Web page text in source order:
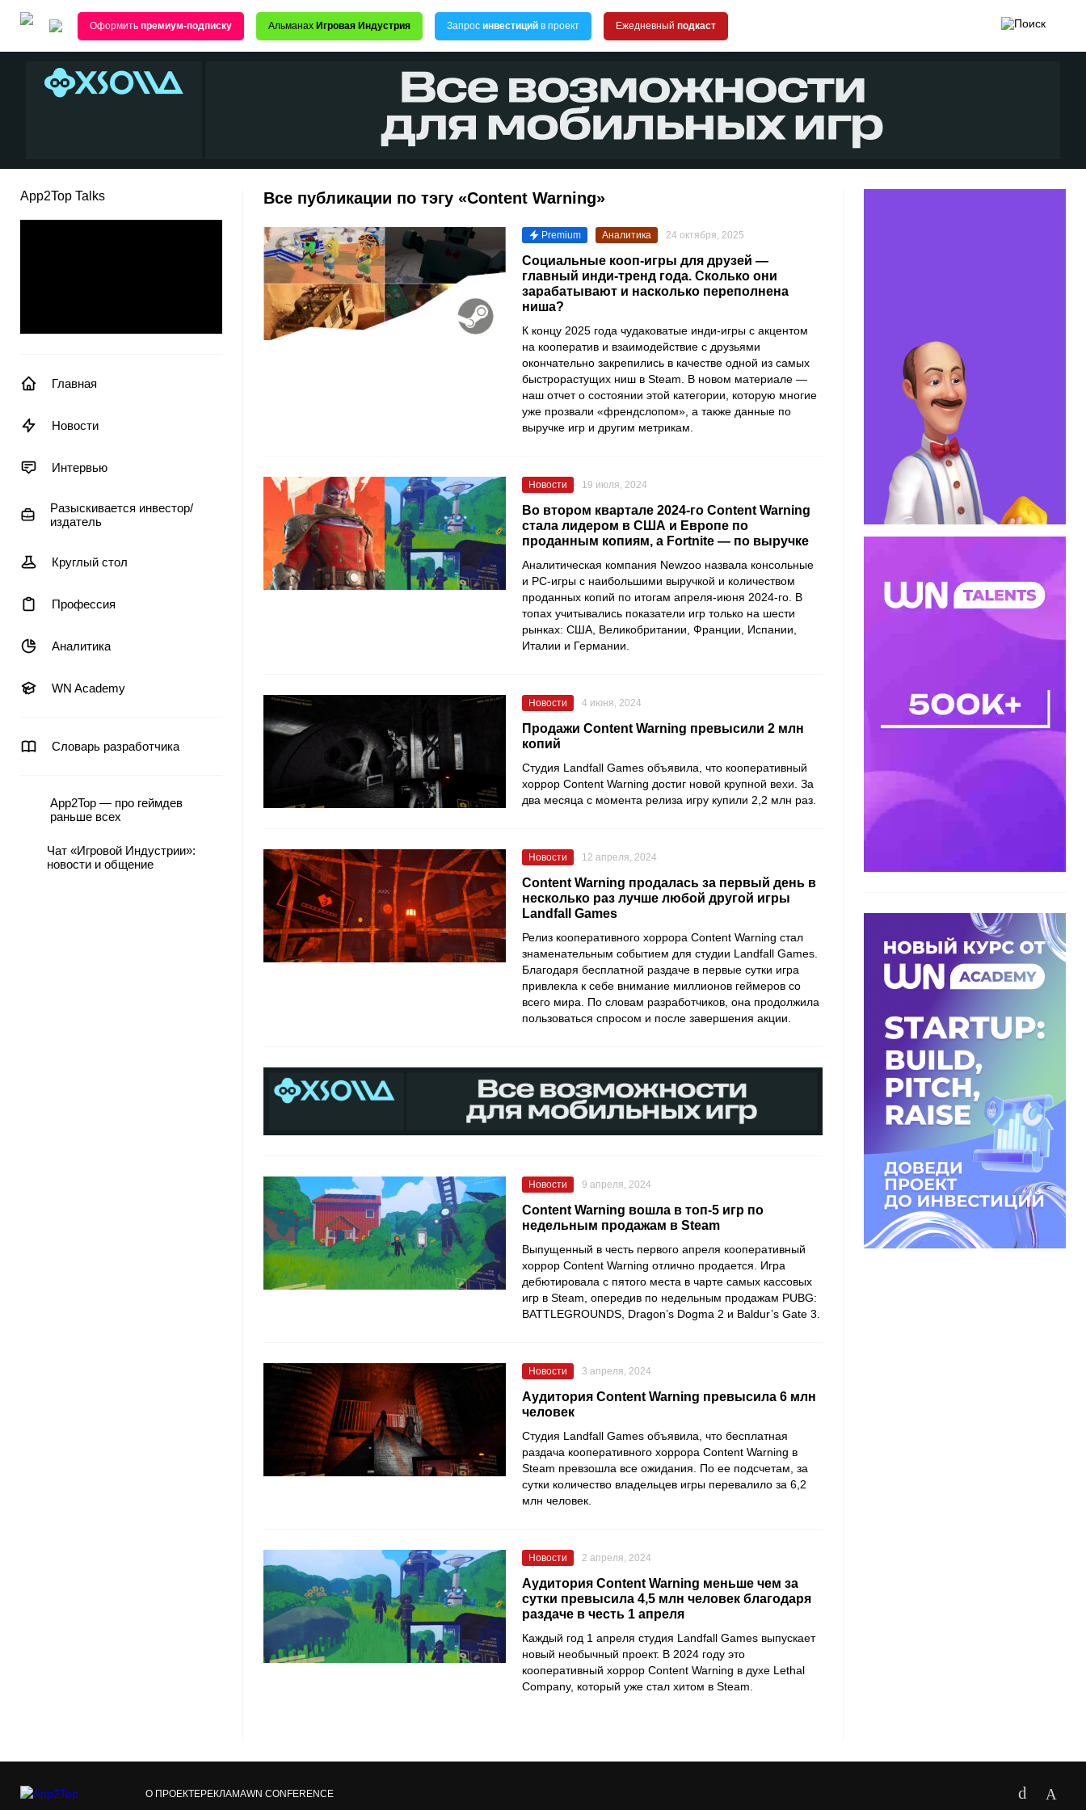
Оформить премиум-подписку Альманах Игровая Индустрия Запрос инвестиций в проект Ежедневный подкаст
App2Top Talks
Главная
Новости
Интервью
Разыскивается инвестор/
издатель
Круглый стол
Профессия
Аналитика
WN Academy
Словарь разработчика
App2Top — про геймдев
раньше всех
Чат «Игровой Индустрии»:
новости и общение
Все публикации по тэгу «Content Warning»
Premium Аналитика 24 октября, 2025
Социальные кооп-игры для друзей —
главный инди-тренд года. Сколько они
зарабатывают и насколько переполнена
ниша?
К концу 2025 года чудаковатые инди-игры с акцентом
на кооператив и взаимодействие с друзьями
окончательно закрепились в качестве одной из самых
быстрорастущих ниш в Steam. В новом материале —
наш отчет о состоянии этой категории, которую многие
уже прозвали «френдслопом», а также данные по
выручке игр и другим метрикам.
Новости 19 июля, 2024
Во втором квартале 2024-го Content Warning
стала лидером в США и Европе по
проданным копиям, а Fortnite — по выручке
Аналитическая компания Newzoo назвала консольные
и PC-игры с наибольшими выручкой и количеством
проданных копий по итогам апреля-июня 2024-го. В
топах учитывались показатели игр только на шести
рынках: США, Великобритании, Франции, Испании,
Италии и Германии.
Новости 4 июня, 2024
Продажи Content Warning превысили 2 млн
копий
Студия Landfall Games объявила, что кооперативный
хоррор Content Warning достиг новой крупной вехи. За
два месяца с момента релиза игру купили 2,2 млн раз.
Новости 12 апреля, 2024
Content Warning продалась за первый день в
несколько раз лучше любой другой игры
Landfall Games
Релиз кооперативного хоррора Content Warning стал
знаменательным событием для студии Landfall Games.
Благодаря бесплатной раздаче в первые сутки игра
привлекла к себе внимание миллионов геймеров со
всего мира. По словам разработчиков, она продолжила
пользоваться спросом и после завершения акции.
Новости 9 апреля, 2024
Content Warning вошла в топ-5 игр по
недельным продажам в Steam
Выпущенный в честь первого апреля кооперативный
хоррор Content Warning отлично продается. Игра
дебютировала с пятого места в чарте самых кассовых
игр в Steam, опередив по недельным продажам PUBG:
BATTLEGROUNDS, Dragon’s Dogma 2 и Baldur’s Gate 3.
Новости 3 апреля, 2024
Аудитория Content Warning превысила 6 млн
человек
Студия Landfall Games объявила, что бесплатная
раздача кооперативного хоррора Content Warning в
Steam превзошла все ожидания. По ее подсчетам, за
сутки количество владельцев игры перевалило за 6,2
млн человек.
Новости 2 апреля, 2024
Аудитория Content Warning меньше чем за
сутки превысила 4,5 млн человек благодаря
раздаче в честь 1 апреля
Каждый год 1 апреля студия Landfall Games выпускает
новый необычный проект. В 2024 году это
кооперативный хоррор Content Warning в духе Lethal
Company, который уже стал хитом в Steam.
О ПРОЕКТЕРЕКЛАМАWN CONFERENCE